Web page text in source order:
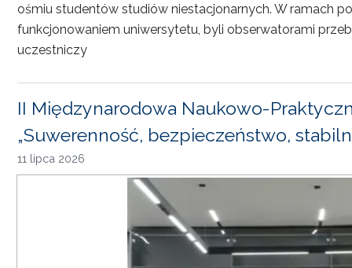
ośmiu studentów studiów niestacjonarnych. W ramach
funkcjonowaniem uniwersytetu, byli obserwatorami
uczestniczy
II Międzynarodowa Naukowo-
„Suwerenność, bezpieczeństwo,
11 lipca 2026